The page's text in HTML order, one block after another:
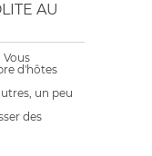
AU
d'hôtes
un peu
des